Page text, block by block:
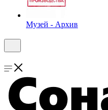
Музей - Архив